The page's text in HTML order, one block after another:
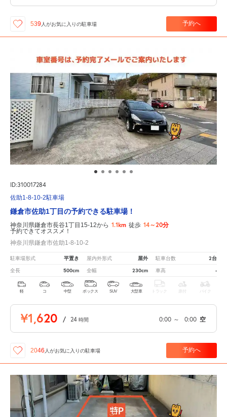
539 人がお気に入りの駐車場 予約へ
ID:310017284
佐助1-8-10-2駐車場
鎌倉市佐助1丁目の予約できる駐車場！
神奈川県鎌倉市長谷1丁目15-12から 1.1km 徒歩 14～20分
予約できてオススメ！
神奈川県鎌倉市佐助1-8-10-2
駐車場形式 平置き 屋内外形式 屋外 駐車台数 2台
全長 500cm 全幅 230cm 車高 -
軽 コ 中型 ボックス SUV 大型車 トラック 原付 バイク
¥1,620 / 24 時間 0:00 ～ 0:00 空
2046 人がお気に入りの駐車場 予約へ